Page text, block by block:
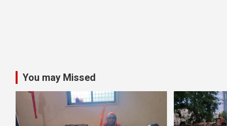
You may Missed